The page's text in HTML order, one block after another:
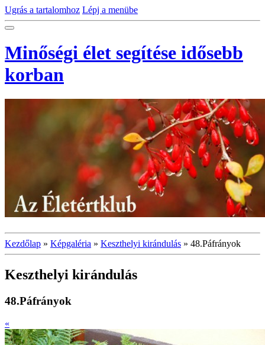
Ugrás a tartalomhoz Lépj a menübe
Minőségi élet segítése idősebb
korban
Kezdőlap » Képgaléria » Keszthelyi kirándulás » 48.Páfrányok
Keszthelyi kirándulás
48.Páfrányok
«